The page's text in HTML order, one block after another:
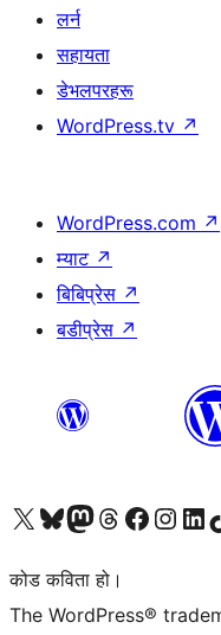
लर्न
सहायता
डेभलपरहरू
WordPress.tv ↗
WordPress.com ↗
म्याट ↗
बिबिप्रेस ↗
बडीप्रेस ↗
हाम्रो X (पहिले ट्विटर) खातामा जानुहोस्
हाम्रो Bluesky खाता भ्रमण गर्नुहोस्
हाम्रो म्यास्टोडन खाता भ्रमण गर्नुहोस्
हाम्रो थ्रेड्स खातामा जानुहोस्
हाम्रो फेसबुक पेजमा जानुहोस्
हाम्रो इन्स्टाग्राम खातामा
हाम्रो
कोड कविता हो।
The WordPress®